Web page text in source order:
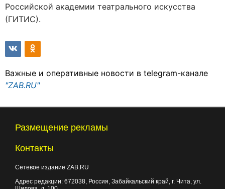
Российской академии театрального искусства
(ГИТИС).
Важные и оперативные новости в telegram-канале
"ZAB.RU"
Размещение рекламы
Контакты
Сетевое издание ZAB.RU
Адрес редакции: 672038, Россия, Забайкальский край, г. Чита, ул.